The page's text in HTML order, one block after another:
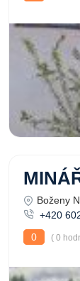
Boženy
+420
0
( 0